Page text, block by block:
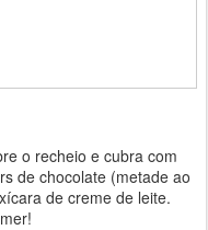
o recheio e cubra com
de chocolate (metade ao
de creme de leite.